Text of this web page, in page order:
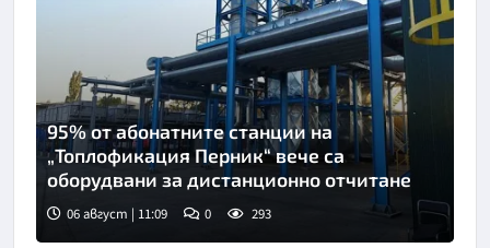
95% от абонатните станции на
„Топлофикация Перник“ вече са
оборудвани за дистанционно отчитане
06 август | 11:09 0 293